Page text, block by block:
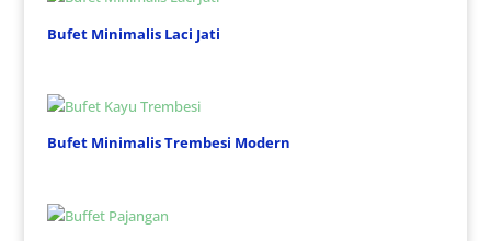
Bufet Minimalis Laci Jati
Bufet Minimalis Trembesi Modern